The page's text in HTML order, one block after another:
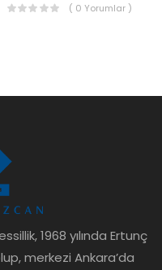
( 0 Yorumlar )
1968 yılında Ertunç
merkezi Ankara’da